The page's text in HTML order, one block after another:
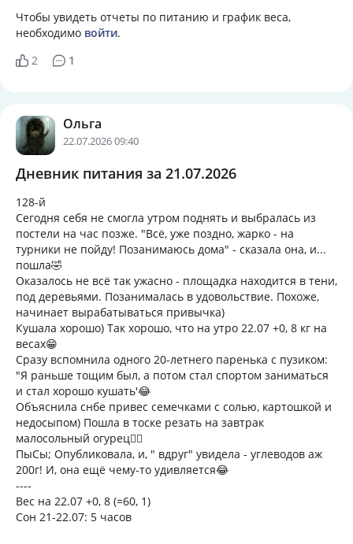
Чтобы увидеть отчеты по питанию и график веса,
необходимо войти.
2
1
Ольга
22.07.2026 09:40
Дневник питания за 21.07.2026
128-й
Сегодня себя не смогла утром поднять и выбралась из
постели на час позже. "Всë, уже поздно, жарко - на
турники не пойду! Позанимаюсь дома" - сказала она, и...
пошла🤣
Оказалось не всë так ужасно - площадка находится в тени,
под деревьями. Позанималась в удовольствие. Похоже,
начинает вырабатываться привычка)
Кушала хорошо) Так хорошо, что на утро 22.07 +0, 8 кг на
весах😁
Сразу вспомнила одного 20-летнего паренька с пузиком:
"Я раньше тощим был, а потом стал спортом заниматься
и стал хорошо кушать'😂
Объяснила снбе привес семечками с солью, картошкой и
недосыпом) Пошла в тоске резать на завтрак
малосольный огурец🚶‍♀️
ПыСы; Опубликовала, и, " вдруг" увидела - углеводов аж
200г! И, она ещë чему-то удивляется😂
----
Вес на 22.07 +0, 8 (=60, 1)
Сон 21-22.07: 5 часов